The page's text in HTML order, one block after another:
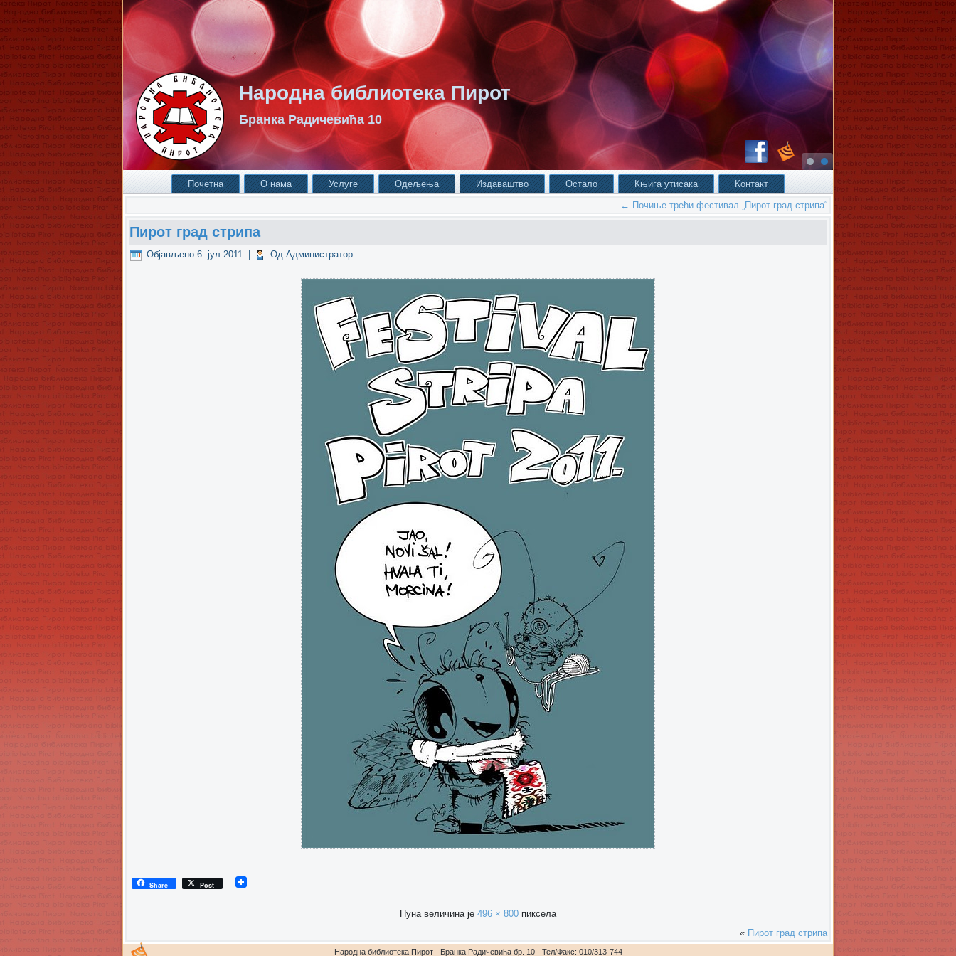
Народна библиотека Пирот
Бранка Радичевића 10
Почетна О нама Услуге Одељења Издаваштво Остало Књига утисака
Контакт
← Почиње трећи фестивал „Пирот град стрипа“
Пирот град стрипа
Објављено 6. јул 2011. Од Администратор
Share Post
Пуна величина је 496 × 800 пиксела
« Пирот град стрипа
Народна библиотека Пирот - Бранка Радичевића бр. 10 - Тел/Факс: 010/313-744